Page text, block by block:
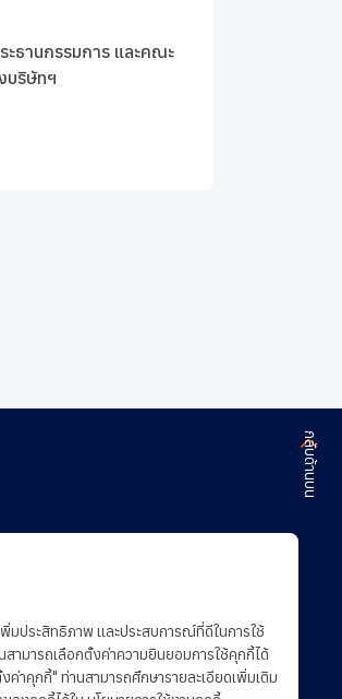
ธานกรรมการ และคณะ
บริษัทฯ
รา
นกับเรา
ฒนาอย่างยั่งยืน
กลับด้านบน
พิ่มประสิทธิภาพ และประสบการณ์ที่ดีในการใช้
สามารถเลือกตั้งค่าความยินยอมการใช้คุกกี้ได้
ค่าคุกกี้" ท่านสามารถศึกษารายละเอียดเพิ่มเติม